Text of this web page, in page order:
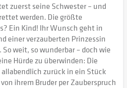
zuerst seine Schwester – und
werden. Die größte
Ein Kind! Ihr Wunsch geht in
einer verzauberten Prinzessin
weit, so wunderbar – doch wie
Hürde zu überwinden: Die
zurück in ein Stück
ihrem Bruder per Zauberspruch